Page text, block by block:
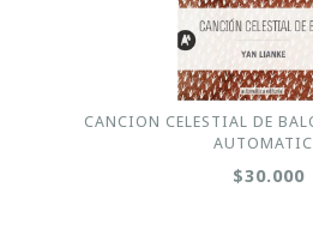
CANCION CELESTIAL DE
$30.000